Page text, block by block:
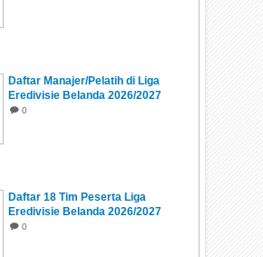
Daftar Manajer/Pelatih di Liga
Eredivisie Belanda 2026/2027
0
Daftar 18 Tim Peserta Liga
Eredivisie Belanda 2026/2027
0